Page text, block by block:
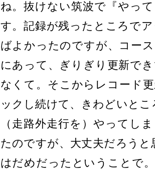
ね。抜けない筑波で『やっ
す。記録が残ったところで
ばよかったのですが、コー
にあって、ぎりぎり更新で
なくて。そこからレコード
ックし続けて、きわどいと
（走路外走行を）やってし
たのですが、大丈夫だろう
はだめだったということで